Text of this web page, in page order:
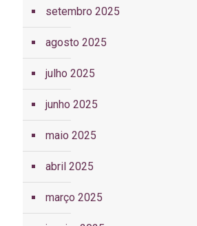
setembro 2025
agosto 2025
julho 2025
junho 2025
maio 2025
abril 2025
março 2025